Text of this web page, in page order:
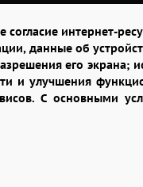
интернет-
данные об
его экрана;
улучшения
С основными
д. 36А,